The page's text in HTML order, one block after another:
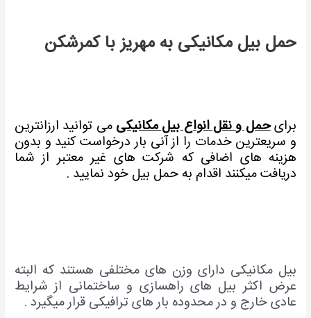
حمل بیل مکانیکی به مهریز با کمرشکن
برایحمل و نقل انواع بیل مکانیکی می توانید ارزانترین
و سریعترین خدمات را از آنی بار درخواست کنید و بدون
هزینه های اضافی که شرکت های غیر معتبر از شما
دریافت میکنند اقدام به حمل بیل خود نمایید .
بیل مکانیکی دارای وزن های مختلفی هستند که البته
عرض اکثر بیل های راهسازی و ساختمانی از شرایط
عادی خارج و در محدوده بار های ترافیکی قرار میگیرد .